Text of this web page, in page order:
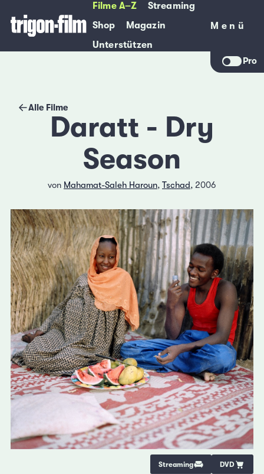
Filme A–Z
Streaming
Shop
Magazin
Unterstützen
Menü
Menü
Pro
Alle Filme
Daratt - Dry
Season
von Mahamat-Saleh Haroun, Tschad, 2006
Streaming DVD